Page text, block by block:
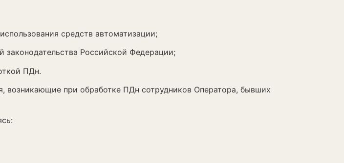
средств автоматизации;
Российской Федерации;
ПДн.
при обработке ПДн сотрудников Оператора, бывших